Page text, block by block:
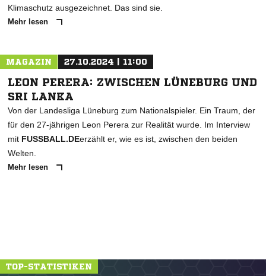
Klimaschutz ausgezeichnet. Das sind sie.
Mehr lesen
MAGAZIN 27.10.2024 | 11:00
LEON PERERA: ZWISCHEN LÜNEBURG UND
SRI LANKA
Von der Landesliga Lüneburg zum Nationalspieler. Ein Traum, der
für den 27-jährigen Leon Perera zur Realität wurde. Im Interview
mit FUSSBALL.DEerzählt er, wie es ist, zwischen den beiden
Welten.
Mehr lesen
TOP-STATISTIKEN